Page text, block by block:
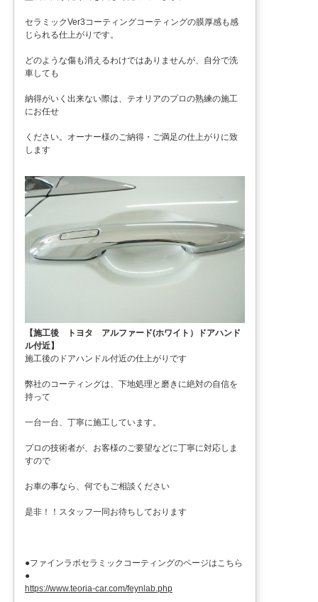
セラミックVer3コーティングコーティングの膜厚感も感
じられる仕上がりです。
どのような傷も消えるわけではありませんが、自分で洗
車しても
納得がいく出来ない際は、テオリアのプロの熟練の施工
にお任せ
ください。オーナー様のご納得・ご満足の仕上がりに致
します
【施工後 トヨタ アルファード(ホワイト）ドアハンド
ル付近】
施工後のドアハンドル付近の仕上がりです
弊社のコーティングは、下地処理と磨きに絶対の自信を
持って
一台一台、丁寧に施工しています。
プロの技術者が、お客様のご要望などに丁寧に対応しま
すので
お車の事なら、何でもご相談ください
是非！！スタッフ一同お待ちしております
●ファインラボセラミックコーティングのページはこちら
●
https://www.teoria-car.com/feynlab.php